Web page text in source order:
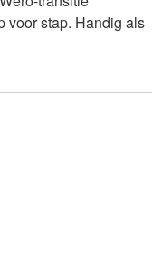
voor stap. Handig als